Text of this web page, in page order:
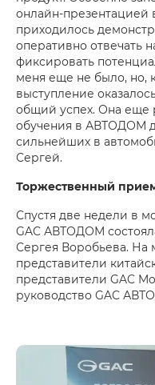
онлайн-презентацией
приходилось
оперативно отвечать
фиксировать
меня еще не было, но,
выступление
общий успех. Она еще
обучения в АВТОДОМ
сильнейших в
Сергей.
Торжественный
Спустя две недели в
GAC АВТОДОМ
Сергея Воробьева. На
представители
представители GAC
руководство GAC